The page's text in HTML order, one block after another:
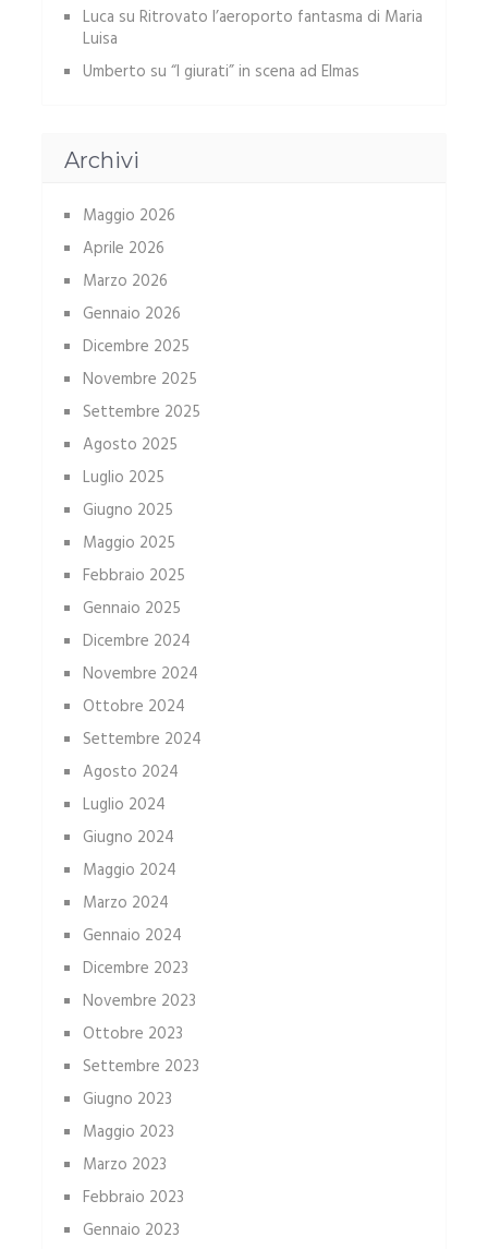
Luca su Ritrovato l’aeroporto fantasma di Maria
Luisa
Umberto su “I giurati” in scena ad Elmas
Archivi
Maggio 2026
Aprile 2026
Marzo 2026
Gennaio 2026
Dicembre 2025
Novembre 2025
Settembre 2025
Agosto 2025
Luglio 2025
Giugno 2025
Maggio 2025
Febbraio 2025
Gennaio 2025
Dicembre 2024
Novembre 2024
Ottobre 2024
Settembre 2024
Agosto 2024
Luglio 2024
Giugno 2024
Maggio 2024
Marzo 2024
Gennaio 2024
Dicembre 2023
Novembre 2023
Ottobre 2023
Settembre 2023
Giugno 2023
Maggio 2023
Marzo 2023
Febbraio 2023
Gennaio 2023